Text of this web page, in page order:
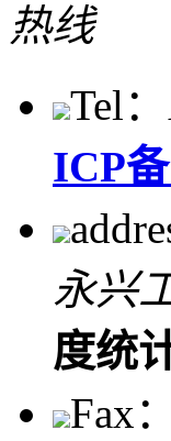
热线
Tel：
ICP
永兴
度统
Fax：